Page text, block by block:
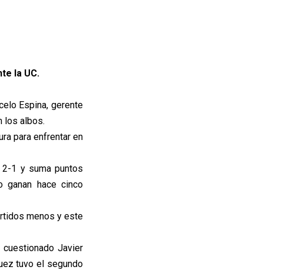
la UC.
Espina, gerente
los albos.
para enfrentar en
1 y suma puntos
hace cinco
menos y este
Javier
tuvo el segundo